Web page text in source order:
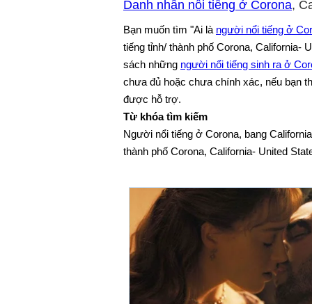
Danh nhân nổi tiếng ở Corona,
Bạn muốn tìm "Ai là người nổi tiếng ở
tiếng tỉnh/ thành phố Corona, California-
sách những người nổi tiếng sinh ra ở
chưa đủ hoặc chưa chính xác, nếu bạn
được hỗ trợ.
Từ khóa tìm kiếm
Người nổi tiếng ở Corona, bang
thành phố Corona, California- United